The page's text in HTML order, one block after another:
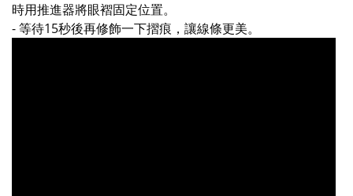
時用推進器將眼褶固定位置。
- 等待15秒後再修飾一下摺痕，讓線條更美。